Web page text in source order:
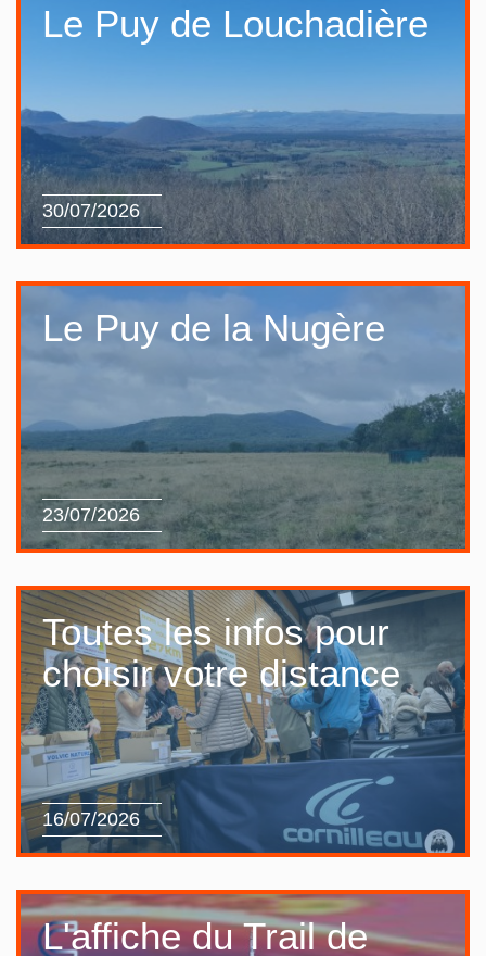
Le Puy de Louchadière
30/07/2026
Le Puy de la Nugère
23/07/2026
Toutes les infos pour
choisir votre distance
16/07/2026
L'affiche du Trail de